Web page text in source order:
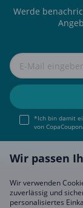
Werde
*Ich bin damit
von
Wir passen
Wir verwenden
zuverlässig und
personalisiertes